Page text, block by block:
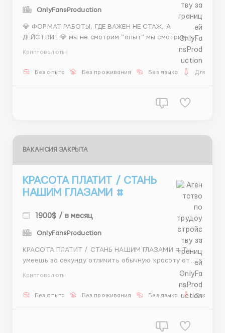
OnlyFansProduction
💎 ФОРМАТ РАБОТЫ, ГДЕ ВАЖЕН НЕ СТАЖ, А
ДЕЙСТВИЕ 💎 мы не смотрим “опыт” мы смотрим, что
400–800$ 💸 1500$+ 🔥 бонусы 🕒 5/2 📲 @Fvao_td52
Криптовалюты
Без опыта Без проживания Без языка Для
ВАКАНСИЯ ЗАКРЫТА
КРАСОТА ПЛАТИТ / СТАНЬ
НАШИМ ГЛАЗАМИ #
1900$ / в месяц
OnlyFansProduction
КРАСОТА ПЛАТИТ / СТАНЬ НАШИМ ГЛАЗАМИ # Ты
умеешь за секунду отличить обычную красоту от
той самой, которая взорвет инстаграм и украсит
обложку? Если да — ты нам нужен. Мы платим за то,
что ты видишь то, чего не видят другие. Преврати
Криптовалюты
Без опыта Без проживания Без языка Для